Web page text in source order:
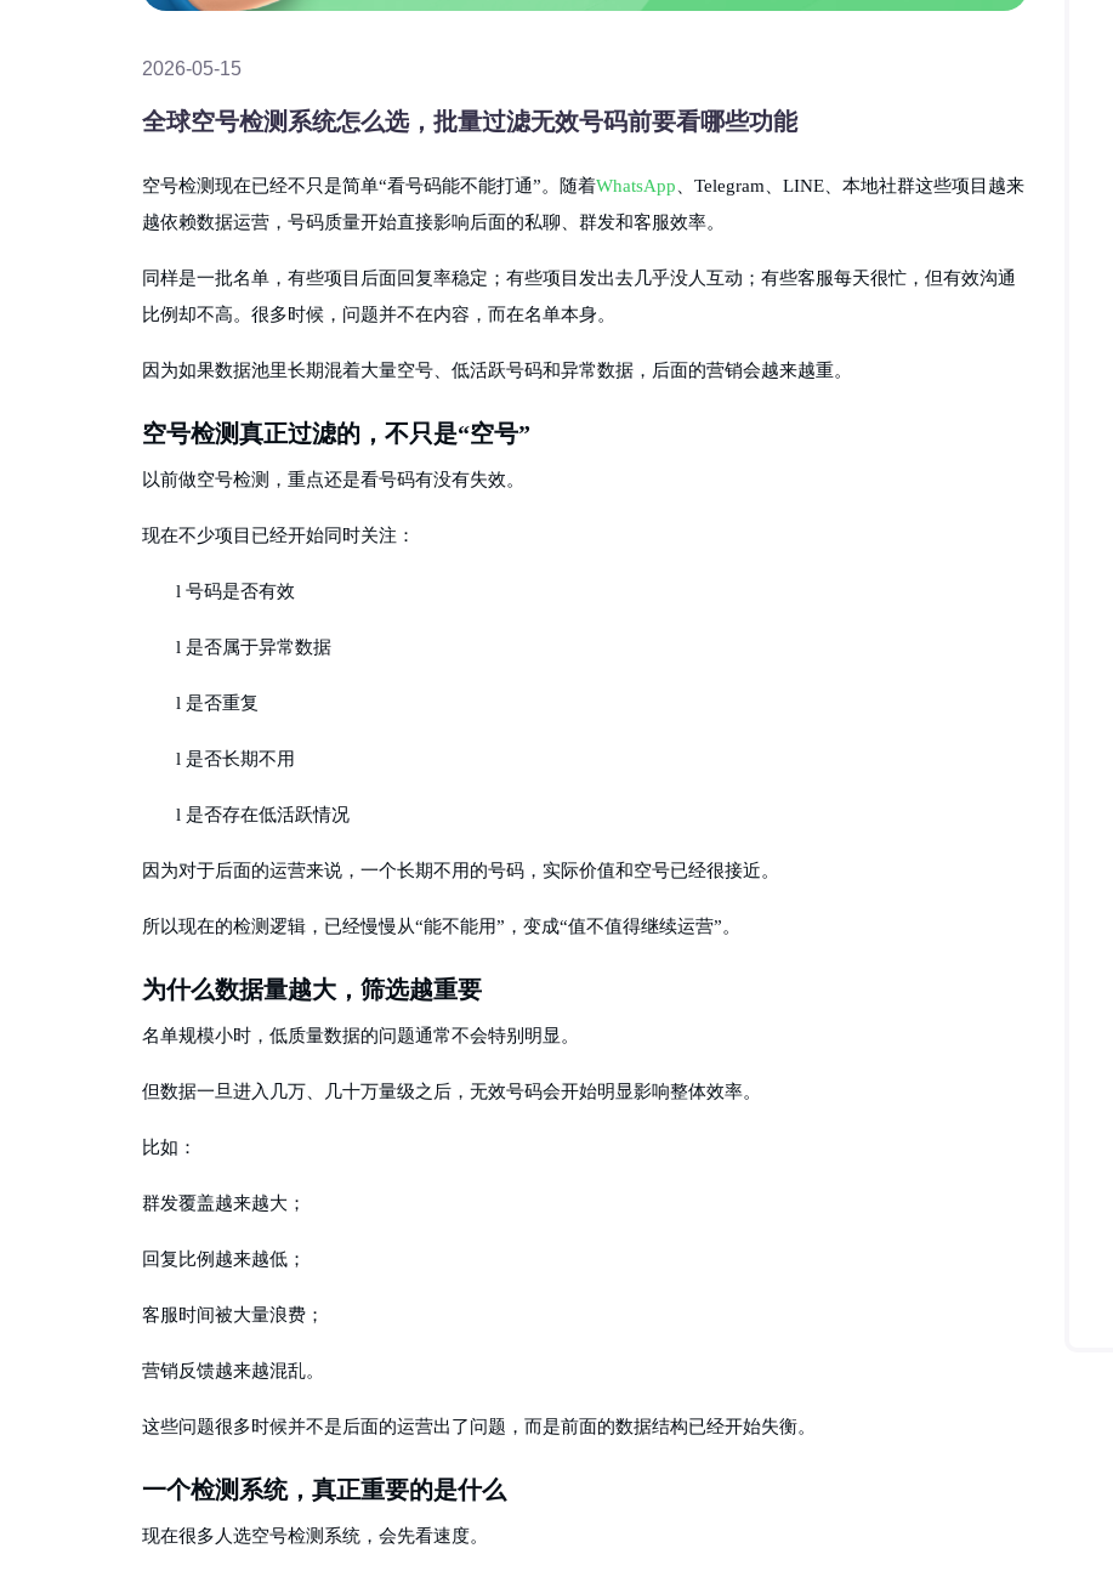
2026-05-15
全球空号检测系统怎么选，批量过滤无效号码前要看哪些功能
空号检测现在已经不只是简单“看号码能不能打通”。随着WhatsApp 、Telegram、LINE、本地社群这些项目越来
越依赖数据运营，号码质量开始直接影响后面的私聊、群发和客服效率。
同样是一批名单，有些项目后面回复率稳定；有些项目发出去几乎没人互动；有些客服每天很忙，但有效沟通
比例却不高。很多时候，问题并不在内容，而在名单本身。
因为如果数据池里长期混着大量空号、低活跃号码和异常数据，后面的营销会越来越重。
空号检测真正过滤的，不只是“空号”
以前做空号检测，重点还是看号码有没有失效。
现在不少项目已经开始同时关注：
l 号码是否有效
l 是否属于异常数据
l 是否重复
l 是否长期不用
l 是否存在低活跃情况
因为对于后面的运营来说，一个长期不用的号码，实际价值和空号已经很接近。
所以现在的检测逻辑，已经慢慢从“能不能用”，变成“值不值得继续运营”。
为什么数据量越大，筛选越重要
名单规模小时，低质量数据的问题通常不会特别明显。
但数据一旦进入几万、几十万量级之后，无效号码会开始明显影响整体效率。
比如：
群发覆盖越来越大；
回复比例越来越低；
客服时间被大量浪费；
营销反馈越来越混乱。
这些问题很多时候并不是后面的运营出了问题，而是前面的数据结构已经开始失衡。
一个检测系统，真正重要的是什么
现在很多人选空号检测系统，会先看速度。